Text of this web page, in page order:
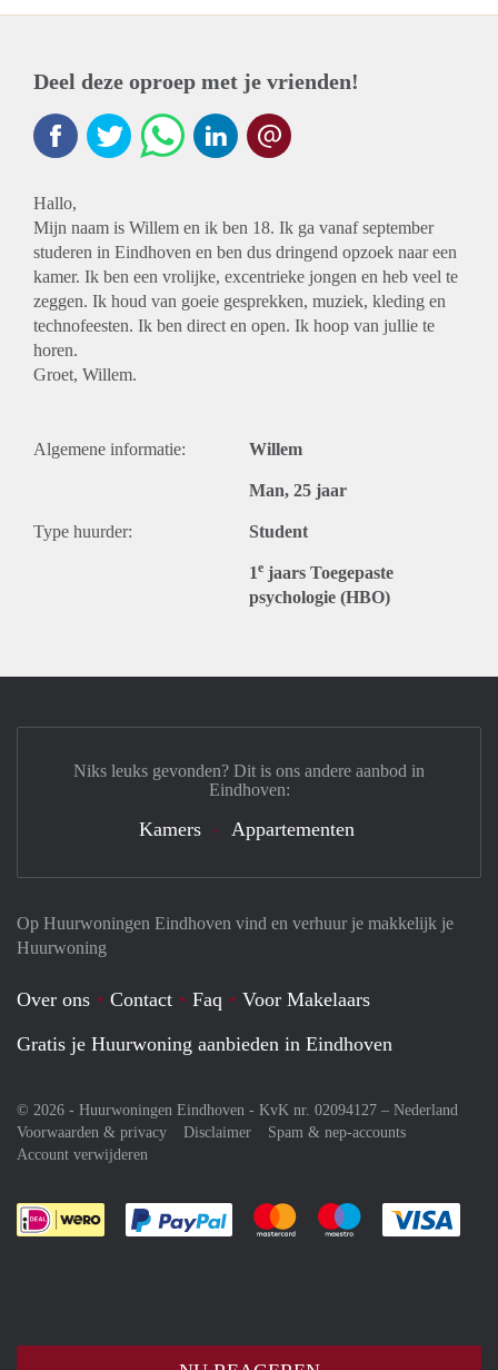
Deel deze oproep met je vrienden!
Hallo,
Mijn naam is Willem en ik ben 18. Ik ga vanaf september
studeren in Eindhoven en ben dus dringend opzoek naar een
kamer. Ik ben een vrolijke, excentrieke jongen en heb veel te
zeggen. Ik houd van goeie gesprekken, muziek, kleding en
technofeesten. Ik ben direct en open. Ik hoop van jullie te
horen.
Groet, Willem.
Algemene informatie: Willem
Man, 25 jaar
Type huurder: Student
1e jaars Toegepaste
psychologie (HBO)
Op Huurwoningen Eindhoven vind en verhuur je makkelijk je
Huurwoning
Over ons Contact Faq
Voor Makelaars
Gratis je Huurwoning aanbieden in Eindhoven
© 2026 - Huurwoningen Eindhoven - KvK nr. 02094127 – Nederland
Voorwaarden & privacy
Disclaimer
Spam & nep-accounts
Account verwijderen
Je rekent gemakkelijk af met Paypal
Je rekent gemakkelijk af met
Je rekent
Niks leuks gevonden? Dit is ons andere aanbod in
Eindhoven:
Kamers Appartementen